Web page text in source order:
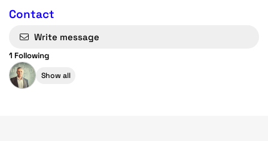
Contact
Write message
1 Following
Show all